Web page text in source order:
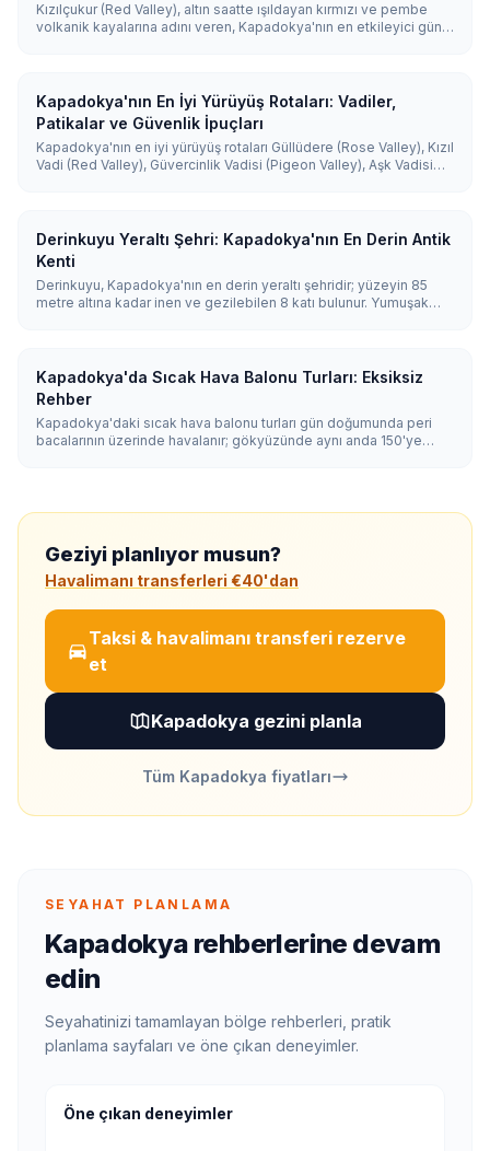
Kızılçukur (Red Valley), altın saatte ışıldayan kırmızı ve pembe
volkanik kayalarına adını veren, Kapadokya'nın en etkileyici gün
Kapadokya'nın En İyi Yürüyüş Rotaları: Vadiler,
Patikalar ve Güvenlik İpuçları
Kapadokya'nın en iyi yürüyüş rotaları Güllüdere (Rose Valley), Kızıl
Vadi (Red Valley), Güvercinlik Vadisi (Pigeon Valley), Aşk Vadisi
kanyon yürüyüşü için Ihlara ile başlamalıdır.
Derinkuyu Yeraltı Şehri: Kapadokya'nın En Derin Antik
Kenti
Derinkuyu, Kapadokya'nın en derin yeraltı şehridir; yüzeyin 85
metre altına kadar inen ve gezilebilen 8 katı bulunur. Yumuşak
Kapadokya'da Sıcak Hava Balonu Turları: Eksiksiz
Rehber
Kapadokya'daki sıcak hava balonu turları gün doğumunda peri
bacalarının üzerinde havalanır; gökyüzünde aynı anda 150'ye
Geziyi planlıyor musun?
Havalimanı transferleri €40'dan
Taksi & havalimanı transferi rezerve
et
Kapadokya gezini planla
Tüm Kapadokya fiyatları
SEYAHAT PLANLAMA
Kapadokya rehberlerine devam
edin
Seyahatinizi tamamlayan bölge rehberleri, pratik
planlama sayfaları ve öne çıkan deneyimler.
Öne çıkan deneyimler